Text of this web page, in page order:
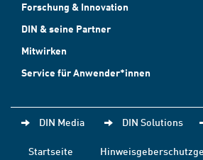
Forschung & Innovation
DIN & seine Partner
Mitwirken
Service für Anwender*innen
DIN Media DIN Solutions
Startseite